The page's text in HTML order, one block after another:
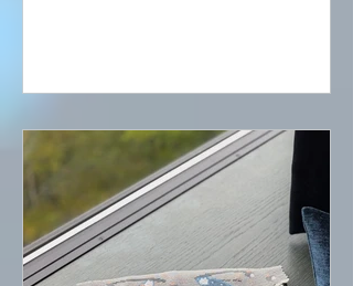
程獲文創產業發展處主要贊助，多位本
舞台上展現了香港的設計功力，更就當
下最熱門的人工智慧（AI）議題，與歐
洲同行進行深度交流，重新定義科技時
代下「以人為本」的設計。 代表團成員
（左起）： 周靜雯（Kylie Chow） 楊
穎謙（William Yeung） 黃達禮（Tat